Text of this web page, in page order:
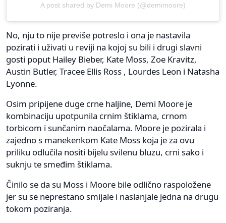
A post shared by Demi Moore (@demimoore)
No, nju to nije previše potreslo i ona je nastavila
pozirati i uživati u reviji na kojoj su bili i drugi slavni
gosti poput Hailey Bieber, Kate Moss, Zoe Kravitz,
Austin Butler, Tracee Ellis Ross , Lourdes Leon i Natasha
Lyonne.
Osim pripijene duge crne haljine, Demi Moore je
kombinaciju upotpunila crnim štiklama, crnom
torbicom i sunčanim naočalama. Moore je pozirala i
zajedno s manekenkom Kate Moss koja je za ovu
priliku odlučila nositi bijelu svilenu bluzu, crni sako i
suknju te smeđim štiklama.
Činilo se da su Moss i Moore bile odlično raspoložene
jer su se neprestano smijale i naslanjale jedna na drugu
tokom poziranja.